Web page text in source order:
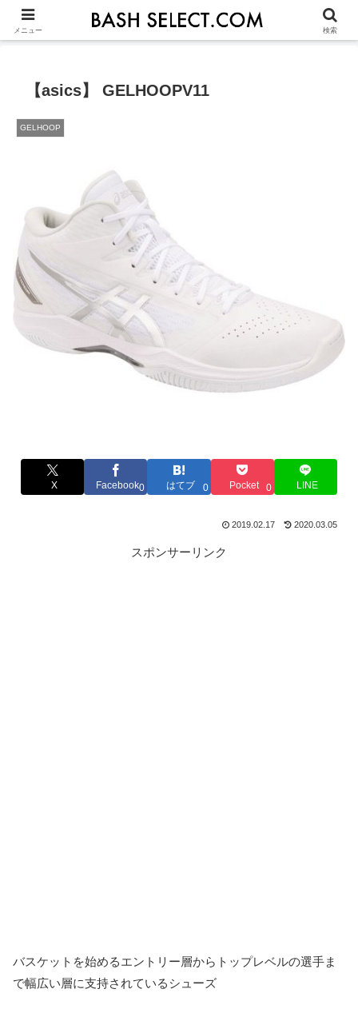
シューズ選びの基本 ASICS NIKE ADIDAS
【asics】 GELHOOPV11
GELHOOP
X Facebook0 はてブ 0 Pocket 0 LINE
2019.02.17 2020.03.05
スポンサーリンク
バスケットを始めるエントリー層からトップレベルの選手ま
で幅広い層に支持されているシューズ
メニュー 検索